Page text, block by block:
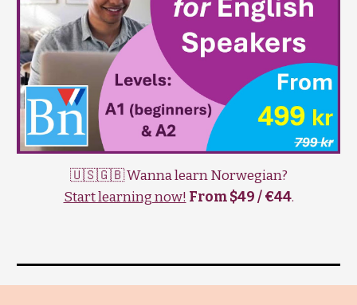
🇺🇸🇬🇧 Wanna learn Norwegian?
Start learning now! From $49 / €44.